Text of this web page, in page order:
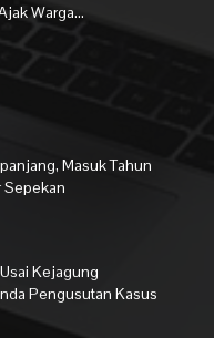
Warga...
Masuk Tahun
Sepekan
Kejagung
Pengusutan Kasus